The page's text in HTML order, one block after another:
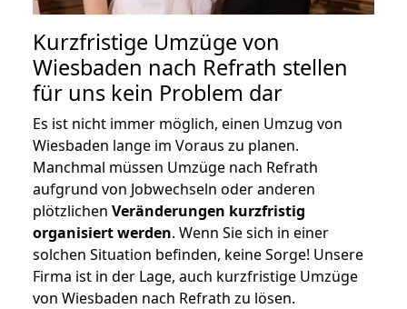
Kurzfristige Umzüge von
Wiesbaden nach Refrath stellen
für uns kein Problem dar
Es ist nicht immer möglich, einen Umzug von
Wiesbaden lange im Voraus zu planen.
Manchmal müssen Umzüge nach Refrath
aufgrund von Jobwechseln oder anderen
plötzlichen Veränderungen kurzfristig
organisiert werden. Wenn Sie sich in einer
solchen Situation befinden, keine Sorge! Unsere
Firma ist in der Lage, auch kurzfristige Umzüge
von Wiesbaden nach Refrath zu lösen.